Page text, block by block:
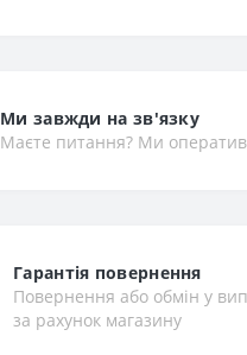
Ми завжди на зв'язку
Маєте питання? Ми
Гарантiя повернення
Повернення або обмін у
за рахунок магазину